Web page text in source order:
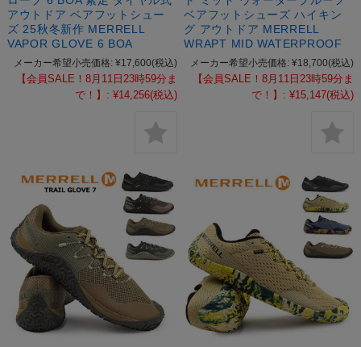
アウトドア ベアフットシュー
ズ 25秋冬新作 MERRELL
VAPOR GLOVE 6 BOA
メーカー希望小売価格: ¥17,600(税込)
【会員SALE！8月11日23時59分ま
で！】: ¥14,256(税込)
ベアフットシューズ ハイキン
グ アウトドア MERRELL
WRAPT MID WATERPROOF
メーカー希望小売価格: ¥18,700(税込)
【会員SALE！8月11日23時59分ま
で！】: ¥15,147(税込)